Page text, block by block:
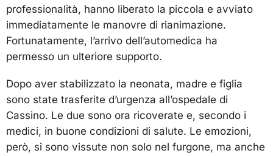
professionalità, hanno liberato la piccola e avviato
immediatamente le manovre di rianimazione.
Fortunatamente, l’arrivo dell’automedica ha
permesso un ulteriore supporto.
Dopo aver stabilizzato la neonata, madre e figlia
sono state trasferite d’urgenza all’ospedale di
Cassino. Le due sono ora ricoverate e, secondo i
medici, in buone condizioni di salute. Le emozioni,
però, si sono vissute non solo nel furgone, ma anche